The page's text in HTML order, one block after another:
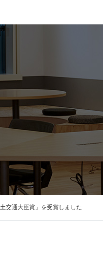
交通大臣賞」を受賞しました